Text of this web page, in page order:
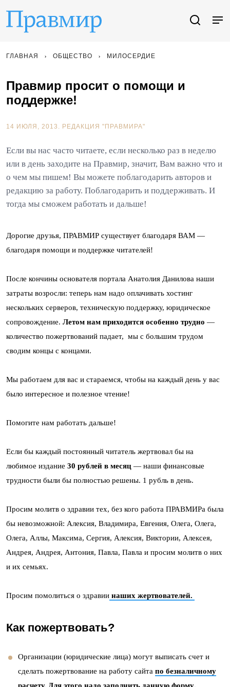
ГЛАВНАЯ ОБЩЕСТВО МИЛОСЕРДИЕ
Правмир просит о помощи и
поддержке!
14 ИЮЛЯ, 2013. РЕДАКЦИЯ "ПРАВМИРА"
Если вы нас часто читаете, если несколько раз в неделю
или в день заходите на Правмир, значит, Вам важно что и
о чем мы пишем! Вы можете поблагодарить авторов и
редакцию за работу. Поблагодарить и поддерживать. И
тогда мы сможем работать и дальше!
Дорогие друзья, ПРАВМИР существует благодаря ВАМ —
благодаря помощи и поддержке читателей!
После кончины основателя портала Анатолия Данилова наши
затраты возросли: теперь нам надо оплачивать хостинг
нескольких серверов, техническую поддержку, юридическое
сопровождение. Летом нам приходится особенно трудно —
количество пожертвований падает, мы с большим трудом
сводим концы с концами.
Мы работаем для вас и стараемся, чтобы на каждый день у вас
было интересное и полезное чтение!
Помогите нам работать дальше!
Если бы каждый постоянный читатель жертвовал бы на
любимое издание 30 рублей в месяц — наши финансовые
трудности были бы полностью решены. 1 рубль в день.
Просим молитв о здравии тех, без кого работа ПРАВМИРа была
бы невозможной: Алексия, Владимира, Евгения, Олега, Олега,
Олега, Аллы, Максима, Сергия, Алексия, Виктории, Алексея,
Андрея, Андрея, Антония, Павла, Павла и просим молитв о них
и их семьях.
Просим помолиться о здравии наших жертвователей.
Как пожертвовать?
Организации (юридические лица) могут выписать счет и
сделать пожертвование на работу сайта по безналичному